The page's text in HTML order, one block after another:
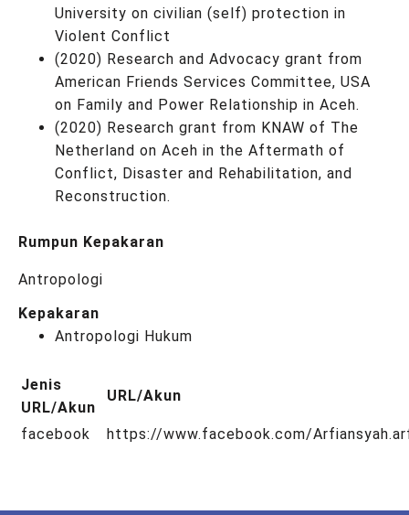
University on civilian (self) protection in
Violent Conflict
(2020) Research and Advocacy grant from
American Friends Services Committee, USA
on Family and Power Relationship in Aceh.
(2020) Research grant from KNAW of The
Netherland on Aceh in the Aftermath of
Conflict, Disaster and Rehabilitation, and
Reconstruction.
Rumpun Kepakaran
Antropologi
Kepakaran
Antropologi Hukum
Jenis
URL/Akun
URL/Akun
facebook https://www.facebook.com/